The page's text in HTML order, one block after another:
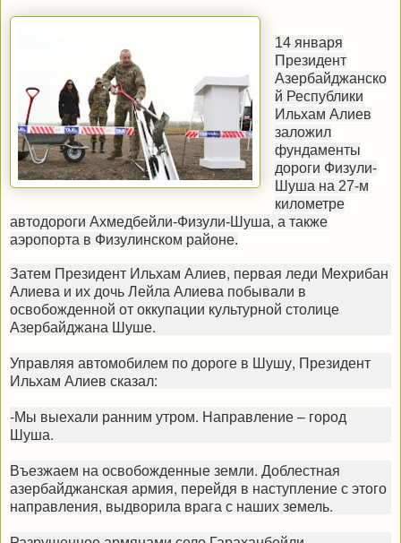
14 января
Президент
Азербайджанско
й Республики
Ильхам Алиев
заложил
фундаменты
дороги Физули-
Шуша на 27-м
километре
автодороги Ахмедбейли-Физули-Шуша, а также
аэропорта в Физулинском районе.
Затем Президент Ильхам Алиев, первая леди Мехрибан
Алиева и их дочь Лейла Алиева побывали в
освобожденной от оккупации культурной столице
Азербайджана Шуше.
Управляя автомобилем по дороге в Шушу, Президент
Ильхам Алиев сказал:
-Мы выехали ранним утром. Направление – город
Шуша.
Въезжаем на освобожденные земли. Доблестная
азербайджанская армия, перейдя в наступление с этого
направления, выдворила врага с наших земель.